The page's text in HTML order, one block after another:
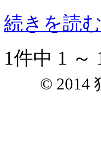
続きを読
1件中 1 ～
© 2014